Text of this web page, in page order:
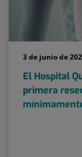
3 de junio de
El Hospital
primera